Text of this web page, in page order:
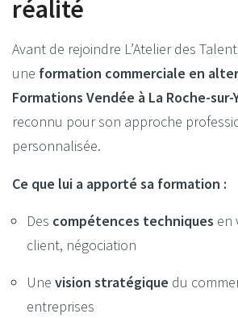
réalité
Avant de rejoindre L’Atelier des
une formation commerciale en
Formations Vendée à La Roche-sur-
reconnu pour son approche
personnalisée.
Ce que lui a apporté sa formation :
Des compétences techniques en
client, négociation
Une vision stratégique du
entreprises